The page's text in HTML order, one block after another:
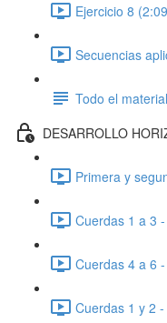
Ejercicio 8
Secuencias
Todo el
DESARROLLO
Primera y
Cuerdas 1 a 3
Cuerdas 4 a 6
Cuerdas 1 y 2